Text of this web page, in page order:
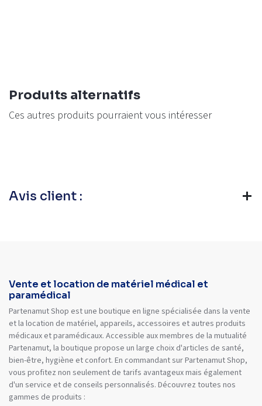
Produits alternatifs
Ces autres produits pourraient vous intéresser
Avis client :
Vente et location de matériel médical et
paramédical
Partenamut Shop est une boutique en ligne spécialisée dans la vente
et la location de matériel, appareils, accessoires et autres produits
médicaux et paramédicaux. Accessible aux membres de la mutualité
Partenamut, la boutique propose un large choix d'articles de santé,
bien-être, hygiène et confort. En commandant sur Partenamut Shop,
vous profitez non seulement de tarifs avantageux mais également
d'un service et de conseils personnalisés. Découvrez toutes nos
gammes de produits :